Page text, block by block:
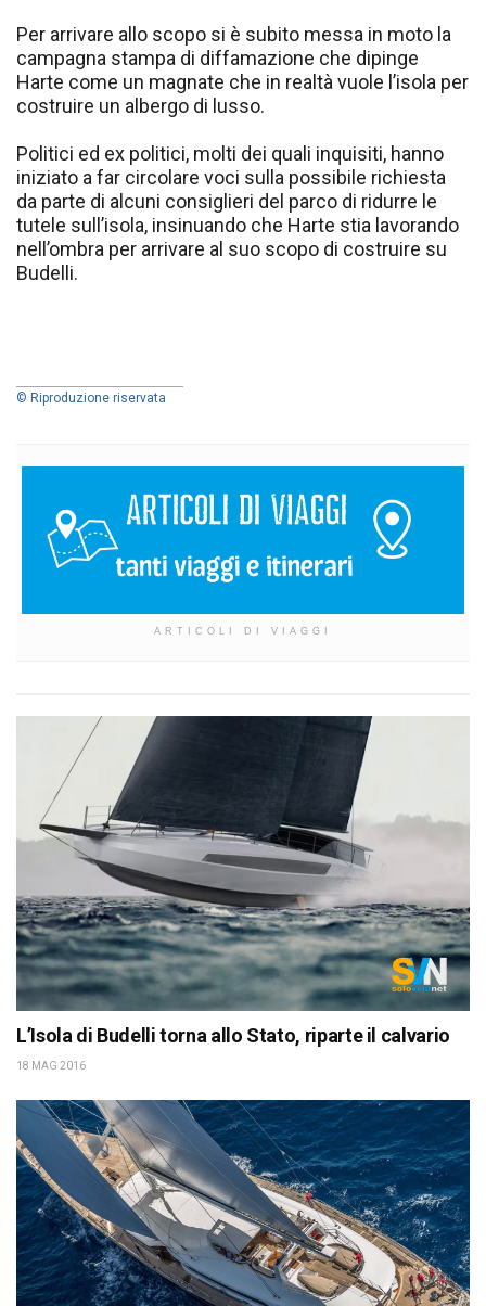
Per arrivare allo scopo si è subito messa in moto la
campagna stampa di diffamazione che dipinge
Harte come un magnate che in realtà vuole l’isola per
costruire un albergo di lusso.
Politici ed ex politici, molti dei quali inquisiti, hanno
iniziato a far circolare voci sulla possibile richiesta
da parte di alcuni consiglieri del parco di ridurre le
tutele sull’isola, insinuando che Harte stia lavorando
nell’ombra per arrivare al suo scopo di costruire su
Budelli.
© Riproduzione riservata
ARTICOLI DI VIAGGI
L’Isola di Budelli torna allo Stato, riparte il calvario
18 MAG 2016